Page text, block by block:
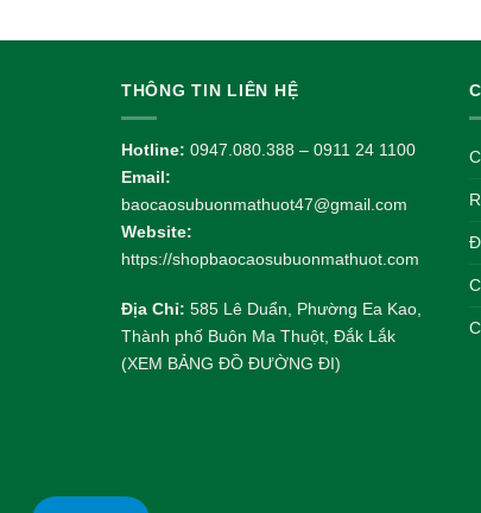
THÔNG TIN LIÊN HỆ
Hotline: 0947.080.388 – 0911 24 1100
Email:
baocaosubuonmathuot47@gmail.com
Website:
https://shopbaocaosubuonmathuot.com
Địa Chỉ: 585 Lê Duẩn, Phường Ea Kao,
Thành phố Buôn Ma Thuột, Đắk Lắk
(XEM BẢNG ĐỒ ĐƯỜNG ĐI)